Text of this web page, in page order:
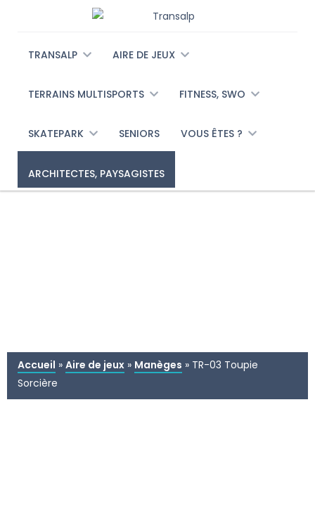
TRANSALP AIRE DE JEUX
TERRAINS MULTISPORTS FITNESS, SWO
SKATEPARK SENIORS VOUS ÊTES ?
ARCHITECTES, PAYSAGISTES
Accueil » Aire de jeux » Manèges » TR-03 Toupie
Sorcière